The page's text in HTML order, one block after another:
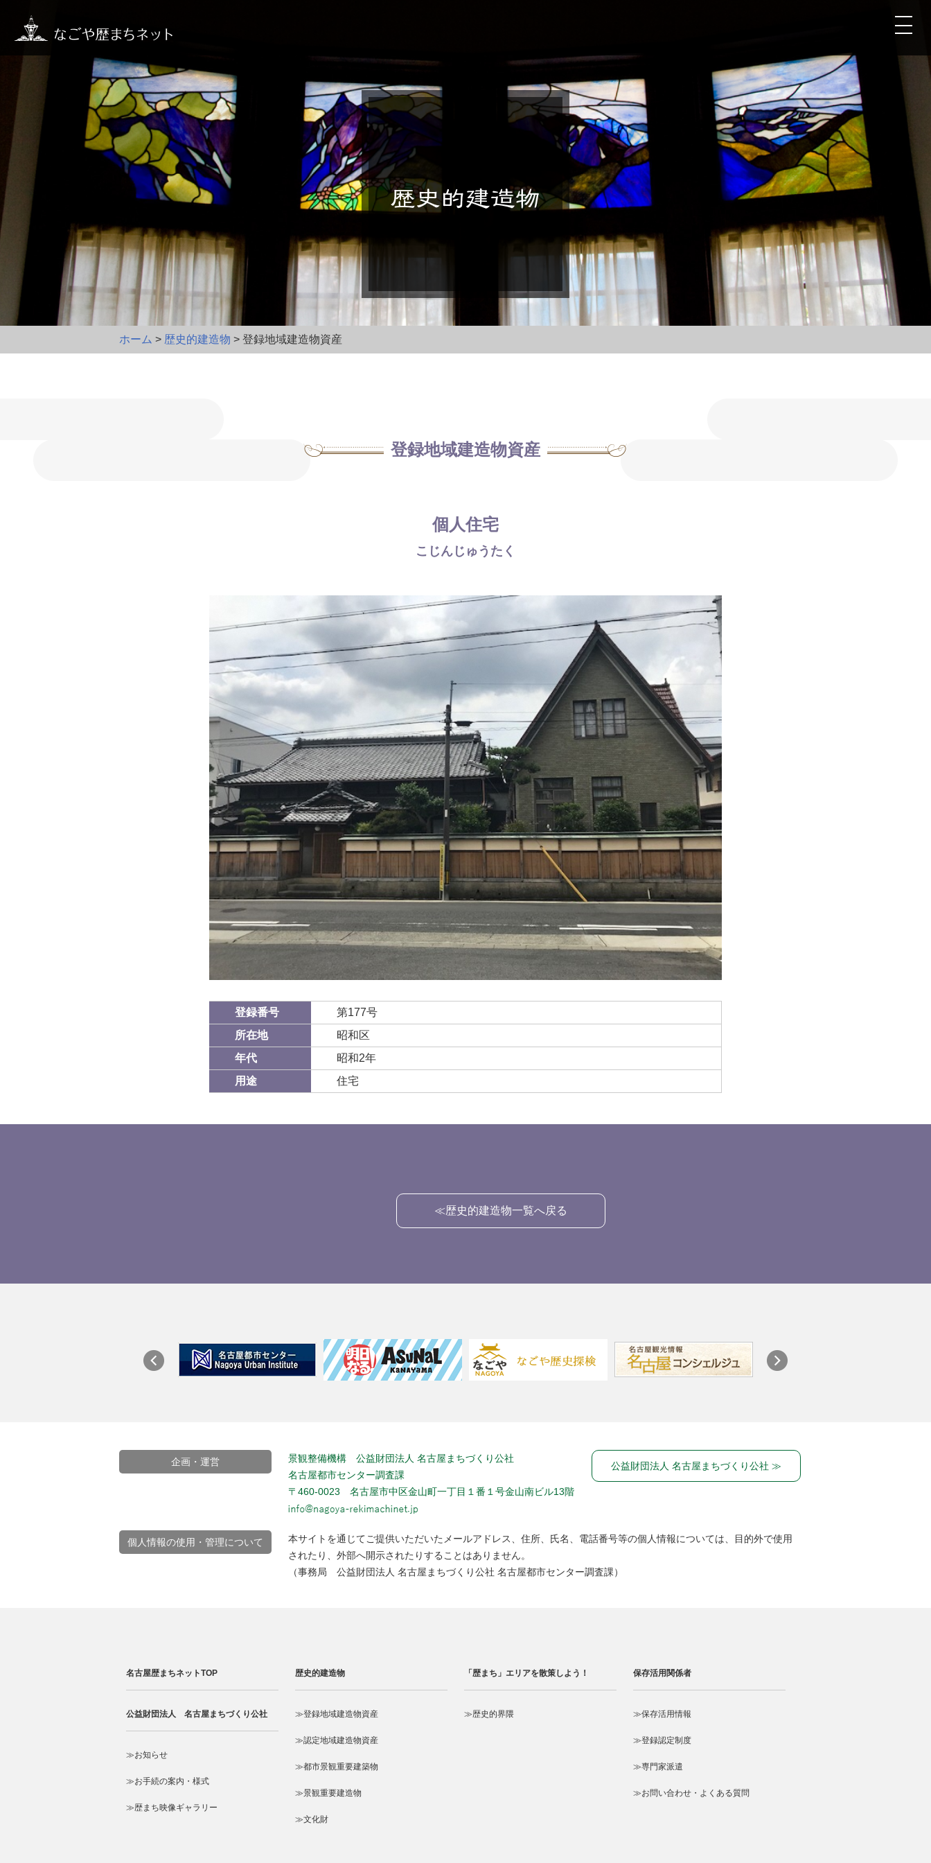
ホーム > 歴史的建造物 > 登録地域建造物資産
登録地域建造物資産
個人住宅
こじんじゅうたく
登録番号
第177号
所在地
昭和区
年代
昭和2年
用途
住宅
≪歴史的建造物一覧へ戻る
企画・運営
景観整備機構 公益財団法人 名古屋まちづくり公社
名古屋都市センター調査課
〒460-0023 名古屋市中区金山町一丁目１番１号金山南ビル13階
公益財団法人 名古屋まちづくり公社 ≫
個人情報の使用・管理について
本サイトを通じてご提供いただいたメールアドレス、住所、氏名、電話番号等の個人情報については、目的外で使用
されたり、外部へ開示されたりすることはありません。
（事務局 公益財団法人 名古屋まちづくり公社 名古屋都市センター調査課）
名古屋歴まちネットTOP
公益財団法人 名古屋まちづくり公社
≫お知らせ
≫お手続の案内・様式
≫歴まち映像ギャラリー
歴史的建造物
≫登録地域建造物資産
≫認定地域建造物資産
≫都市景観重要建築物
≫景観重要建造物
≫文化財
「歴まち」エリアを散策しよう！
≫歴史的界隈
保存活用関係者
≫保存活用情報
≫登録認定制度
≫専門家派遣
≫お問い合わせ・よくある質問